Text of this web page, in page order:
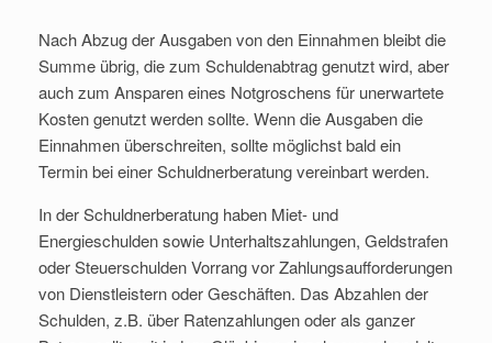
Nach Abzug der Ausgaben von den Einnahmen bleibt die
Summe übrig, die zum Schuldenabtrag genutzt wird, aber
auch zum Ansparen eines Notgroschens für unerwartete
Kosten genutzt werden sollte. Wenn die Ausgaben die
Einnahmen überschreiten, sollte möglichst bald ein
Termin bei einer Schuldnerberatung vereinbart werden.
In der Schuldnerberatung haben Miet- und
Energieschulden sowie Unterhaltszahlungen, Geldstrafen
oder Steuerschulden Vorrang vor Zahlungsaufforderungen
von Dienstleistern oder Geschäften. Das Abzahlen der
Schulden, z.B. über Ratenzahlungen oder als ganzer